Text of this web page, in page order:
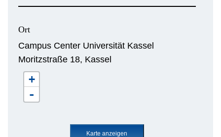
Ort
Campus Center Universität Kassel
Moritzstraße 18, Kassel
+
-